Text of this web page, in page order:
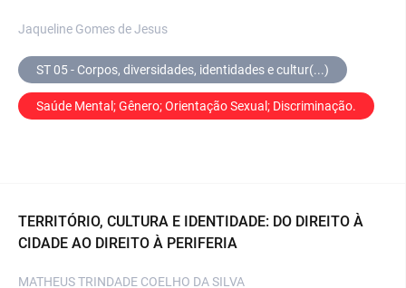
Jaqueline Gomes de Jesus
ST 05 - Corpos, diversidades, identidades e cultur(...)
Saúde Mental; Gênero; Orientação Sexual; Discriminação.
TERRITÓRIO, CULTURA E IDENTIDADE: DO DIREITO À
CIDADE AO DIREITO À PERIFERIA
MATHEUS TRINDADE COELHO DA SILVA